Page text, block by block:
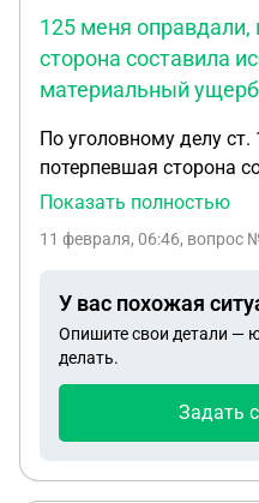
125 меня оправдали,
сторона составила
материальный
По уголовному делу
потерпевшая сторона
моральный и
настоял на
может ли эта
Показать полностью
11 февраля, 06:46, вопрос
У вас похожая
Опишите свои детали —
делать.
Задать